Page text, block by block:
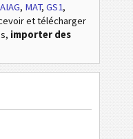
AIAG, MAT, GS1,
et télécharger
importer des